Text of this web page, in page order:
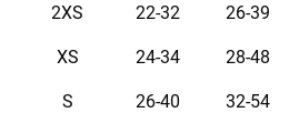
деформации, растяжению и
очень легкие в уходе и
Яркие цвета позволяют
2XS 22-32 26-39
XS 24-34 28-48
S 26-40 32-54